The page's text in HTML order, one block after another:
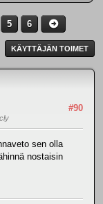
5 6
KÄYTTÄJÄN TOIMET
#90
sen olla
nostaisin